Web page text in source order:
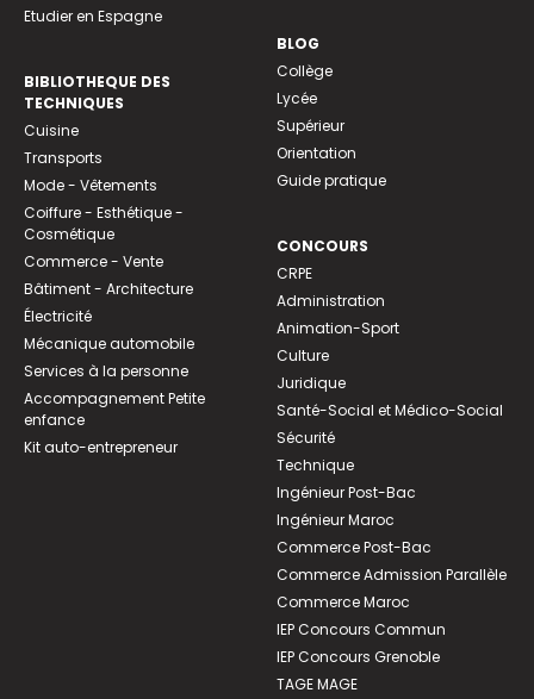
Etudier en Espagne
BIBLIOTHEQUE DES
TECHNIQUES
Cuisine
Transports
Mode - Vêtements
Coiffure - Esthétique -
Cosmétique
Commerce - Vente
Bâtiment - Architecture
Électricité
Mécanique automobile
Services à la personne
Accompagnement Petite
enfance
Kit auto-entrepreneur
BLOG
Collège
Lycée
Supérieur
Orientation
Guide pratique
CONCOURS
CRPE
Administration
Animation-Sport
Culture
Juridique
Santé-Social et Médico-Social
Sécurité
Technique
Ingénieur Post-Bac
Ingénieur Maroc
Commerce Post-Bac
Commerce Admission Parallèle
Commerce Maroc
IEP Concours Commun
IEP Concours Grenoble
TAGE MAGE